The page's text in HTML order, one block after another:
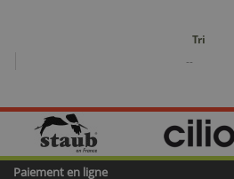
Tri
--
Paiement en ligne